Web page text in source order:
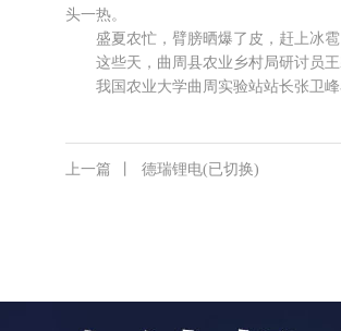
头一热。
盛夏农忙，臂膀晒爆了皮，赶上冰雹
这些天，曲周县农业乡村局研讨员王
我国农业大学曲周实验站站长张卫峰
上一篇 德瑞锂电(已切换)